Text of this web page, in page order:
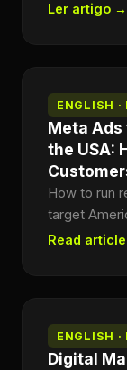
Ler artigo →
ENGLISH ·
Meta Ads
the USA:
How to run
target
Read
ENGLISH ·
Digital